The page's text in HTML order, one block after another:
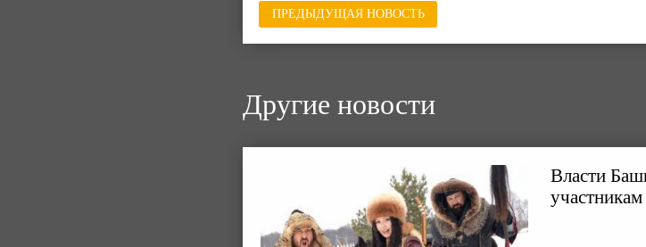
ПРЕДЫДУЩАЯ НОВОСТЬ
Другие новости
Власти